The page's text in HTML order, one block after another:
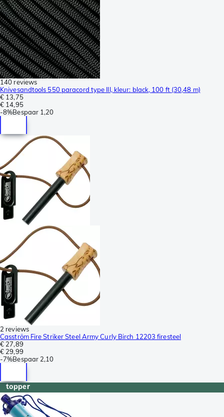
140 reviews
Knivesandtools 550 paracord type III, kleur: black, 100 ft (30,48 m)
€ 13,75
€ 14,95
-8%Bespaar 1,20
2 reviews
Casström Fire Striker Steel Army Curly Birch 12203 firesteel
€ 27,89
€ 29,99
-7%Bespaar 2,10
topper